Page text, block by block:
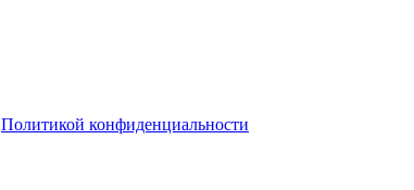
Политикой конфиденциальности